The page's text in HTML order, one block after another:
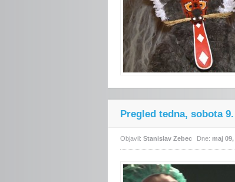
Pregled tedna, sobota
Objavil: Stanislav Zebec Dne: maj 09,